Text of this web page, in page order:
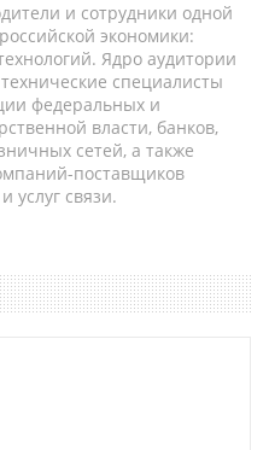
и сотрудники одной
экономики:
Ядро аудитории
специалисты
федеральных и
власти, банков,
сетей, а также
поставщиков
услуг связи.